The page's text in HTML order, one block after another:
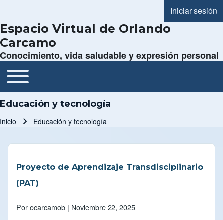
Menú de
Iniciar sesión
Espacio Virtual de Orlando
Carcamo
Conocimiento, vida saludable y expresión personal
Navegación principal
Toggle main menu
Educación y tecnología
Inicio Educación y tecnología
Proyecto de Aprendizaje Transdisciplinario
(PAT)
Porocarcamob | Noviembre 22, 2025